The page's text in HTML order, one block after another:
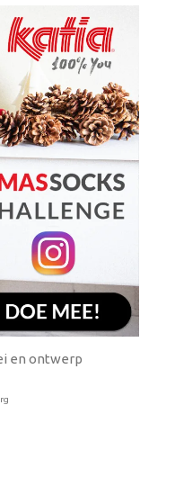
en ontwerp